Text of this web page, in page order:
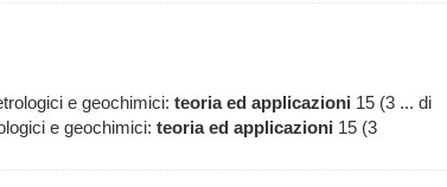
e geochimici: teoria ed applicazioni 15 (3 ... di
e geochimici: teoria ed applicazioni 15 (3